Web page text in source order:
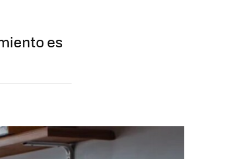
es